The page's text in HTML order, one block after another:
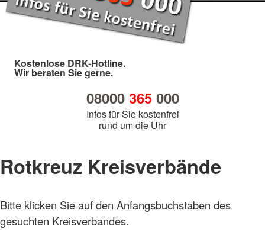
Kostenlose DRK-Hotline.
Wir beraten Sie gerne.
08000 365000
Infos für Sie kostenfrei
rund um die Uhr
Rotkreuz Kreisverbände
Bitte klicken Sie auf den Anfangsbuchstaben des
gesuchten Kreisverbandes.